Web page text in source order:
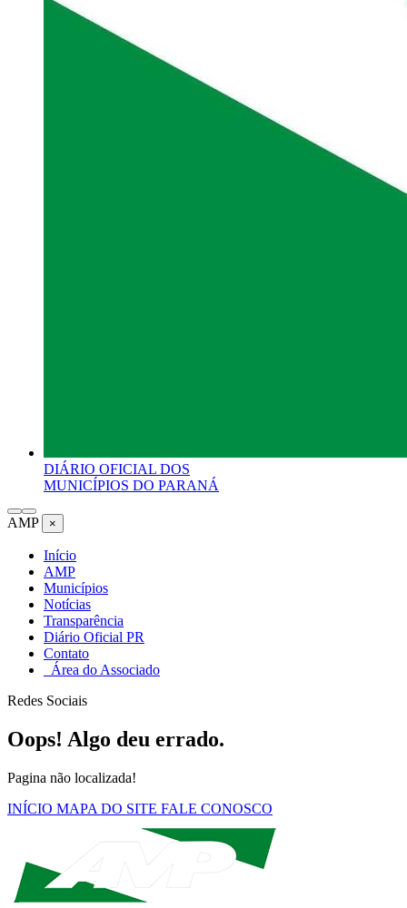
DIÁRIO OFICIAL DOS
MUNICÍPIOS DO PARANÁ
AMP ×
Início
AMP
Municípios
Notícias
Transparência
Diário Oficial PR
Contato
Área do Associado
Redes Sociais
Oops! Algo deu errado.
Pagina não localizada!
INÍCIO MAPA DO SITE FALE CONOSCO